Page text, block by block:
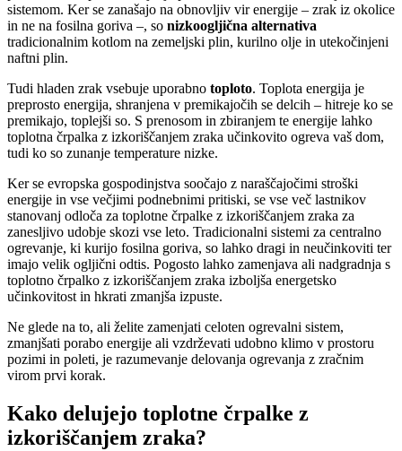
sistemom. Ker se zanašajo na obnovljiv vir energije – zrak iz okolice
in ne na fosilna goriva –, so nizkoogljična alternativa
tradicionalnim kotlom na zemeljski plin, kurilno olje in utekočinjeni
naftni plin.
Tudi hladen zrak vsebuje uporabno toploto. Toplota energija je
preprosto energija, shranjena v premikajočih se delcih – hitreje ko se
premikajo, toplejši so. S prenosom in zbiranjem te energije lahko
toplotna črpalka z izkoriščanjem zraka učinkovito ogreva vaš dom,
tudi ko so zunanje temperature nizke.
Ker se evropska gospodinjstva soočajo z naraščajočimi stroški
energije in vse večjimi podnebnimi pritiski, se vse več lastnikov
stanovanj odloča za toplotne črpalke z izkoriščanjem zraka za
zanesljivo udobje skozi vse leto. Tradicionalni sistemi za centralno
ogrevanje, ki kurijo fosilna goriva, so lahko dragi in neučinkoviti ter
imajo velik ogljični odtis. Pogosto lahko zamenjava ali nadgradnja s
toplotno črpalko z izkoriščanjem zraka izboljša energetsko
učinkovitost in hkrati zmanjša izpuste.
Ne glede na to, ali želite zamenjati celoten ogrevalni sistem,
zmanjšati porabo energije ali vzdrževati udobno klimo v prostoru
pozimi in poleti, je razumevanje delovanja ogrevanja z zračnim
virom prvi korak.
Kako delujejo toplotne črpalke z
izkoriščanjem zraka?